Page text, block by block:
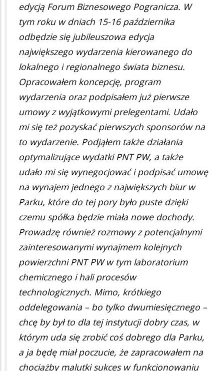
edycją Forum Biznesowego Pogranicza. W
tym roku w dniach 15-16 października
odbędzie się jubileuszowa edycja
największego wydarzenia kierowanego do
lokalnego i regionalnego świata biznesu.
Opracowałem koncepcję, program
wydarzenia oraz podpisałem już pierwsze
umowy z wyjątkowymi prelegentami. Udało
mi się też pozyskać pierwszych sponsorów na
to wydarzenie. Podjąłem także działania
optymalizujące wydatki PNT PW, a także
udało mi się wynegocjować i podpisać umowę
na wynajem jednego z największych biur w
Parku, które do tej pory było puste dzięki
czemu spółka będzie miała nowe dochody.
Prowadzę również rozmowy z potencjalnymi
zainteresowanymi wynajmem kolejnych
powierzchni PNT PW w tym laboratorium
chemicznego i hali procesów
technologicznych. Mimo, krótkiego
oddelegowania – bo tylko dwumiesięcznego –
chcę by był to dla tej instytucji dobry czas, w
którym uda się zrobić coś dobrego dla Parku,
a ja będę miał poczucie, że zapracowałem na
chociażby malutki sukces w funkcjonowaniu